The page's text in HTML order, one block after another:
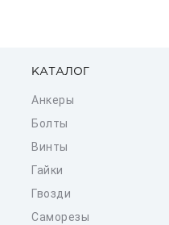
КАТАЛОГ
Анкеры
Болты
Винты
Гайки
Гвозди
Саморезы